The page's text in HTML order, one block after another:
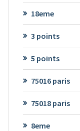
18eme
3 points
5 points
75016 paris
75018 paris
8eme